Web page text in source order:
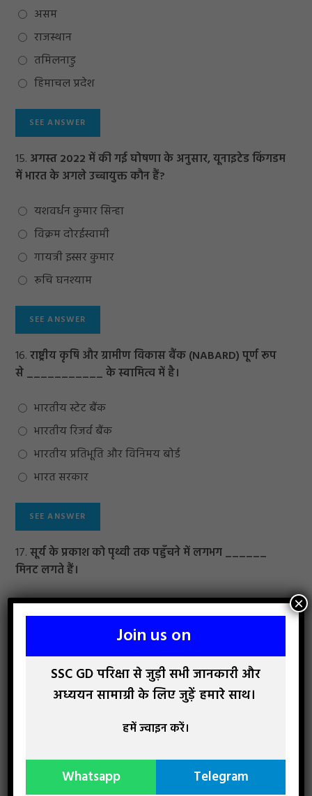
असम
राजस्थान
तमिलनाडु
हिमाचल प्रदेश
15. अगस्त 2022 में की गई घोषणा के अनुसार, यूनाइटेड किंगडम
में भारत के अगले उच्चायुक्त कौन हैं?
यशवर्धन कुमार सिन्हा
विक्रम दोरईस्वामी
गायत्री इस्सर कुमार
रूचि घनश्याम
16.राष्ट्रीय कृषि और ग्रामीण विकास बैंक (NABARD) पूर्ण रूप
से ___________ के स्वामित्व में है।
भारतीय स्टेट बैंक
भारतीय रिजर्व बैंक
भारतीय प्रतिभूति और विनिमय बोर्ड
भारत सरकार
17.सूर्य के प्रकाश को पृथ्वी तक पहुँचने में लगभग ______
मिनट लगते हैं।
8
प्रकार एक समूह बनाते हैं। कौन इस समूह से संबंधित नहीं है?
Join us on
SSC GD परिक्षा से जुड़ी सभी जानकारी और
अध्ययन सामाग्री के लिए जुड़ें हमारे साथ।
हमें ज्वाइन करें।
Whatsapp Telegram
×